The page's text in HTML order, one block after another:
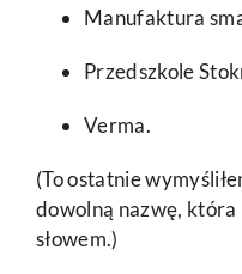
Manufaktura
Przedszkole
Verma.
(To ostatnie
dowolną nazwę,
słowem.)